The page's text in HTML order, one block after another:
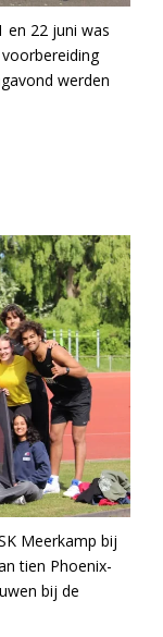
en 22 juni was
werden
Meerkamp bij
tien Phoenix-
bij de